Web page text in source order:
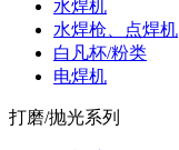
水焊机
水焊枪、点焊机
白凡杯/粉类
电焊机
打磨/抛光系列